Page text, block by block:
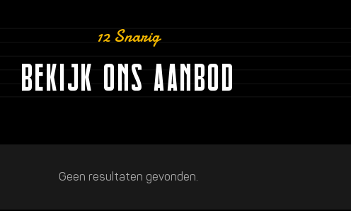
12 Snarig
BEKIJK ONS AANBOD
Geen resultaten gevonden.